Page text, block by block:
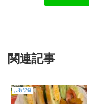
関連記事
歩数記録